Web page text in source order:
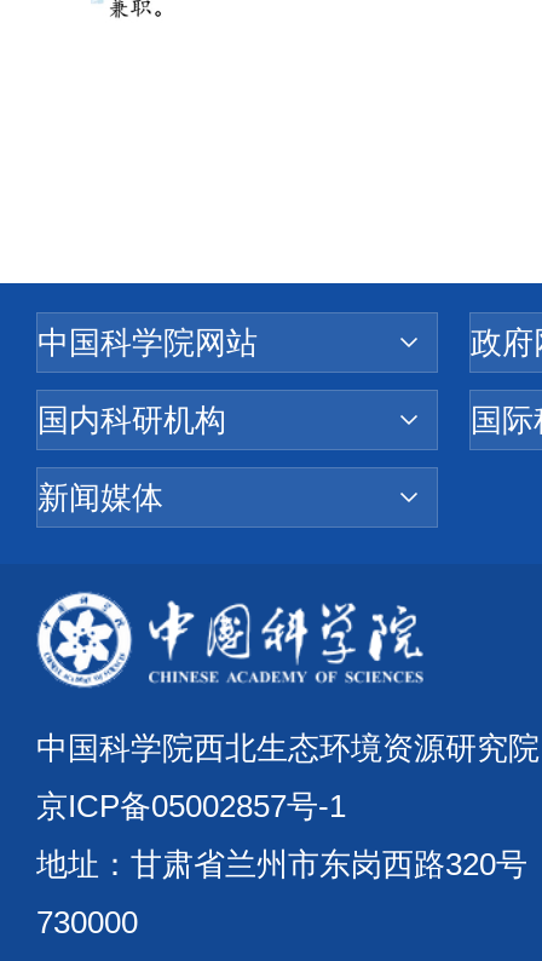
中国科学院西北生态环境资源研
京ICP备05002857号-1
地址：甘肃省兰州市东岗西路
730000